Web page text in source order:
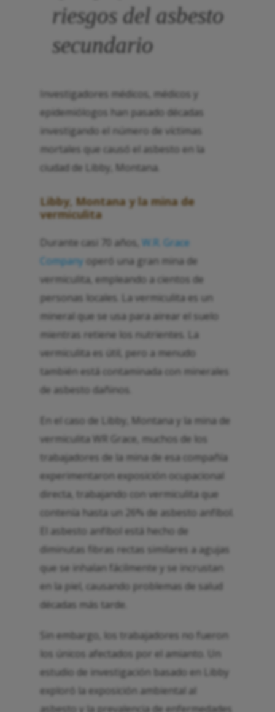
riesgos del asbesto
secundario
Investigadores médicos, médicos y
epidemiólogos han pasado décadas
investigando el número de víctimas
mortales que causó el asbesto en la
ciudad de Libby, Montana.
Libby, Montana y la mina de
vermiculita
Durante casi 70 años, W.R. Grace
Company operó una gran mina de
vermiculita, empleando a cientos de
personas locales. La vermiculita es un
mineral que se usa para airear el suelo
mientras retiene los nutrientes. La
vermiculita es útil, pero a menudo
también está contaminada con minerales
de asbesto dañinos.
En el caso de Libby, Montana y la mina de
vermiculita WR Grace, muchos de los
trabajadores de la mina de esa compañía
experimentaron exposición ocupacional
directa, trabajando con vermiculita que
contenía hasta un 26% de asbesto anfíbol.
El asbesto anfíbol está hecho de
diminutas fibras rectas similares a agujas
que se inhalan fácilmente y se incrustan
en la piel, causando problemas de salud
décadas más tarde.
Sin embargo, los trabajadores no fueron
los únicos afectados por el amianto. Un
estudio de investigación basado en Libby
exploró la exposición ambiental al
asbesto y la prevalencia de enfermedades